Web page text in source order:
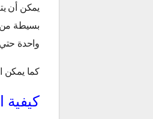
بسيطة من
واحدة
كما يمكن
كيفية